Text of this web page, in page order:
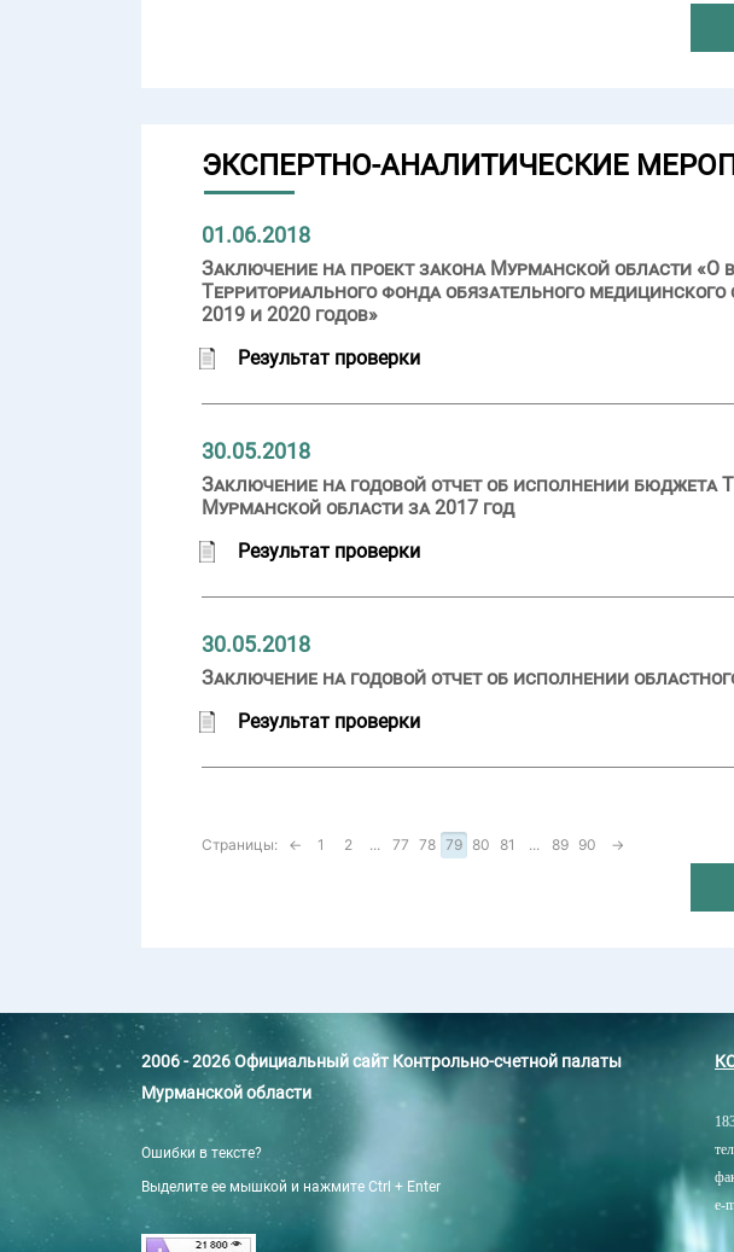
ЭКСПЕРТНО-АНАЛИТИЧЕСКИЕ
01.06.2018
Заключение на проект закона Мурманской области
Территориального фонда обязательного
2019 и 2020 годов»
Результат проверки
30.05.2018
Заключение на годовой отчет об исполнении бюджета
Мурманской области за 2017 год
Результат проверки
30.05.2018
Заключение на годовой отчет об исполнении
Результат проверки
Страницы: ← 1 2 ... 77 78 79 80 81 ... 89 90 →
2006 - 2026 Официальный сайт Контрольно-счетной палаты
Мурманской области
Ошибки в тексте?
Выделите ее мышкой и нажмите Ctrl + Enter
e-